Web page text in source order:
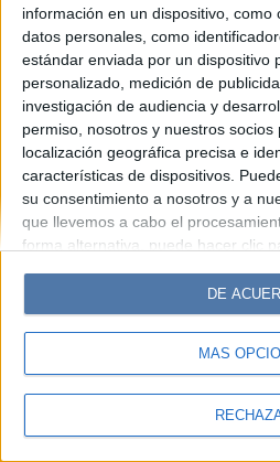
información en un dispositivo, como
datos personales, como
estándar enviada por un dispositivo
personalizado, medición de
investigación de audiencia y
permiso, nosotros y nuestros
localización geográfica precisa e
características de dispositivos.
su consentimiento a nosotros y a
que llevemos a cabo el
forma alternativa, puede hacer clic
cambiar sus preferencias antes de
Tenga en cuenta que algún
personales puede no requerir de
tiene el derecho de rechazar tal
sus preferencias o retirar su
MÁS
DE
© Perfil.com 2006-2019 - Todos
Registro de Propiedad